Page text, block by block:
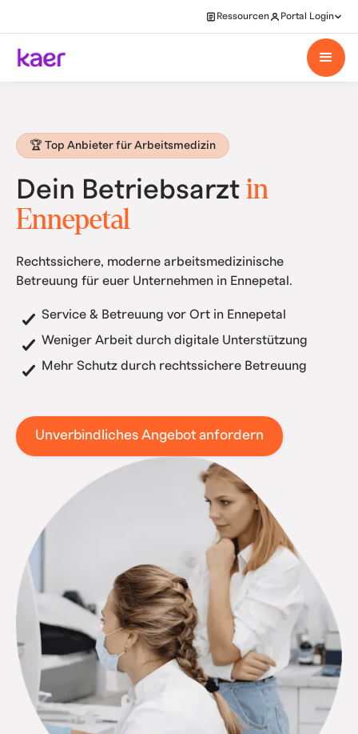
Ressourcen Portal Login
🏆 Top Anbieter für Arbeitsmedizin
Dein Betriebsarzt in
Ennepetal
Rechtssichere, moderne arbeitsmedizinische
Betreuung für euer Unternehmen in Ennepetal.
Service & Betreuung vor Ort in Ennepetal
Weniger Arbeit durch digitale Unterstützung
Mehr Schutz durch rechtssichere Betreuung
Unverbindliches Angebot anfordern